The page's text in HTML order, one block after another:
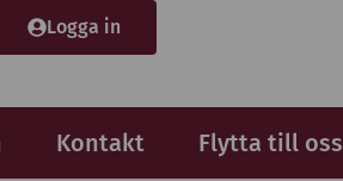
Logga in
Kontakt Flytta till oss